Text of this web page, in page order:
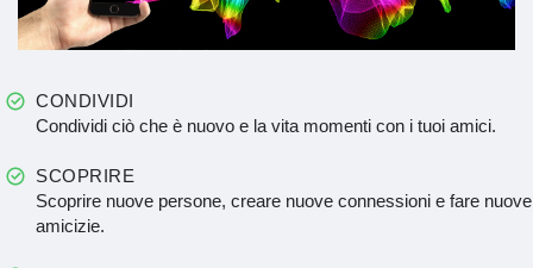
CONDIVIDI
Condividi ciò che è nuovo e la vita momenti con i tuoi amici.
SCOPRIRE
Scoprire nuove persone, creare nuove connessioni e fare nuove
amicizie.